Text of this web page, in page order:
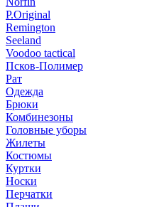
P.Original
Remington
Seeland
Voodoo tactical
Псков-Полимер
Рат
Одежда
Брюки
Комбинезоны
Головные уборы
Жилеты
Костюмы
Куртки
Носки
Перчатки